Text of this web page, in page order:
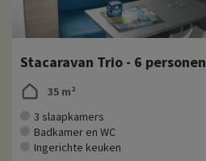
Stacaravan Trio - 6 personen
35 m²
3 slaapkamers
Badkamer en WC
Ingerichte keuken